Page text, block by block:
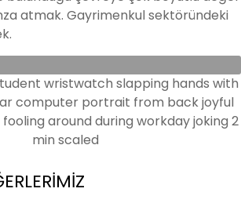
atmak. Gayrimenkul sektöründeki